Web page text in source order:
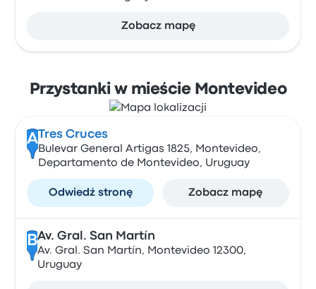
Zobacz mapę
Przystanki w mieście Montevideo
A Tres Cruces
Bulevar General Artigas 1825, Montevideo,
Departamento de Montevideo, Uruguay
Odwiedź stronę Zobacz mapę
BAv. Gral. San Martín
Av. Gral. San Martín, Montevideo 12300,
Uruguay